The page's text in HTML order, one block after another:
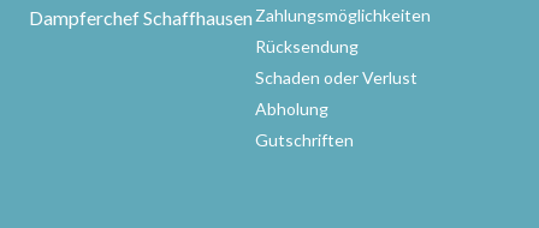
Dampferchef Schaffhausen Zahlungsmöglichkeiten
Rücksendung
Schaden oder Verlust
Abholung
Gutschriften